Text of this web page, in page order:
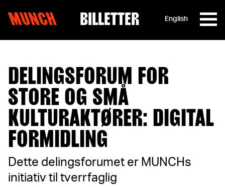
MUNCH BILLETTER English
DELINGSFORUM FOR
STORE OG SMÅ
KULTURAKTØRER: DIGITAL
FORMIDLING
Dette delingsforumet er MUNCHs
initiativ til tverrfaglig